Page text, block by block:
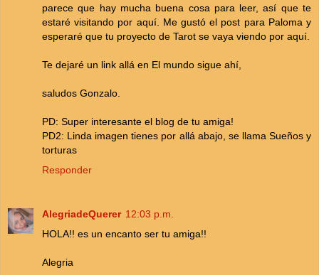
parece que hay mucha buena cosa para leer, así que te
estaré visitando por aquí. Me gustó el post para Paloma y
esperaré que tu proyecto de Tarot se vaya viendo por aquí.
Te dejaré un link allá en El mundo sigue ahí,
saludos Gonzalo.
PD: Super interesante el blog de tu amiga!
PD2: Linda imagen tienes por allá abajo, se llama Sueños y
torturas
Responder
AlegriadeQuerer 12:03 p.m.
HOLA!! es un encanto ser tu amiga!!
Alegria